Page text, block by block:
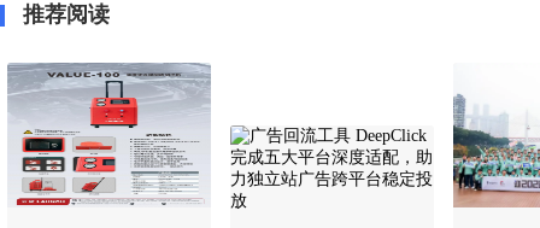
推荐阅读